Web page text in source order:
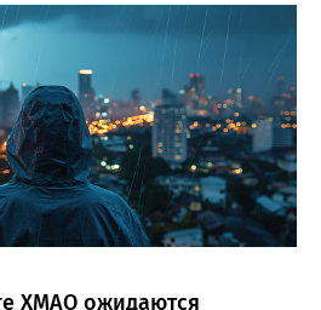
заблудился. По словам
с сестрой, в какой-то момент она
нее. "Мальчик гулял, пытаясь найти
нашли прохожие и позвонили в
ХМАО ожидаются